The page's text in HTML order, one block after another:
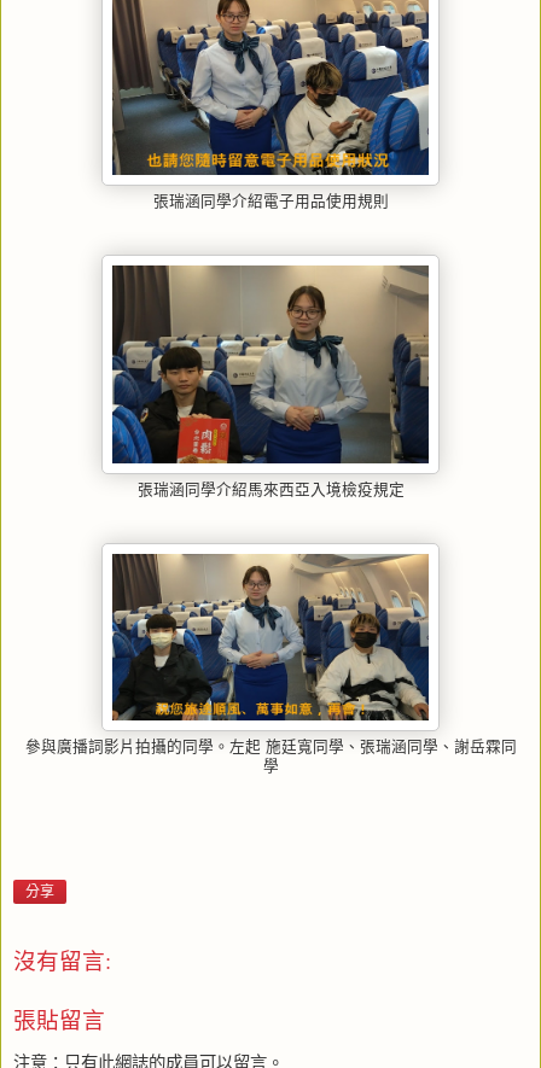
張瑞涵同學介紹電子用品使用規則
張瑞涵同學介紹馬來西亞入境檢疫規定
參與廣播詞影片拍攝的同學。左起 施廷寬同學、張瑞涵同學、謝岳霖同
學
分享
沒有留言:
張貼留言
注意：只有此網誌的成員可以留言。